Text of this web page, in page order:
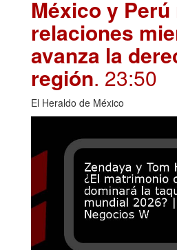
México y
relaciones
avanza la
región. 23:50
El Heraldo de México